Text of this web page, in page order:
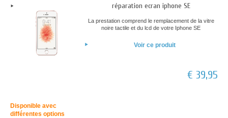
réparation ecran iphone SE
La prestation comprend le remplacement de la vitre
noire tactile et du lcd de votre Iphone SE
Voir ce produit
€ 39,95
Disponible avec
différentes options